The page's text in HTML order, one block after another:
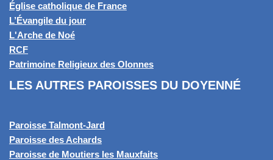
Église catholique de France
L’Évangile du jour
L'Arche de Noé
RCF
Patrimoine Religieux des Olonnes
LES AUTRES PAROISSES DU DOYENNÉ
Paroisse Talmont-Jard
Paroisse des Achards
Paroisse de Moutiers les Mauxfaits